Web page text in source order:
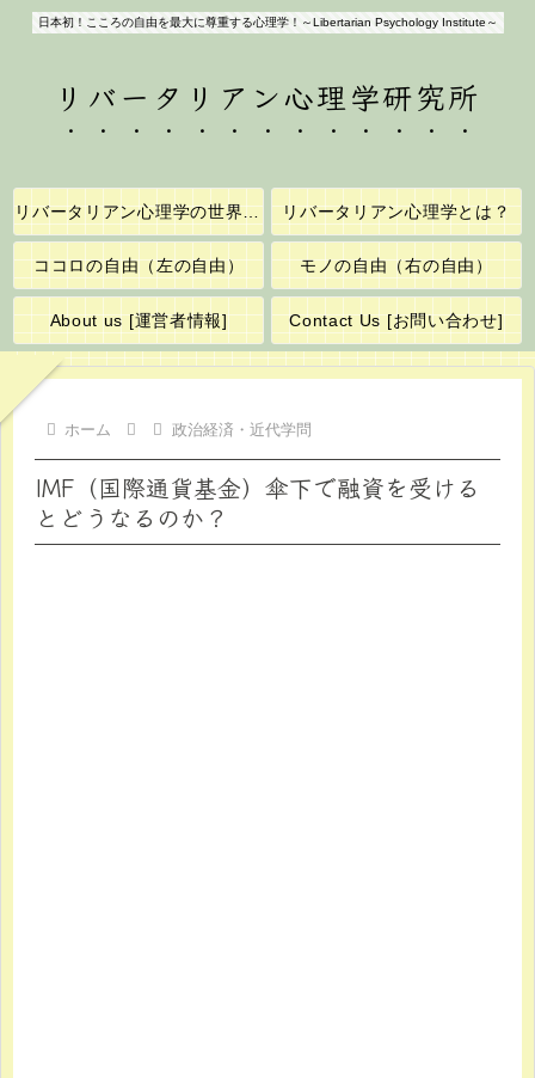
日本初！こころの自由を最大に尊重する心理学！～Libertarian Psychology Institute～
リバータリアン心理学研究所
リバータリアン心理学の世界へようこそ！ リバータリアン心理学とは？
ココロの自由（左の自由） モノの自由（右の自由）
About us [運営者情報] Contact Us [お問い合わせ]
ホーム 政治経済・近代学問
IMF（国際通貨基金）傘下で融資を受ける
とどうなるのか？